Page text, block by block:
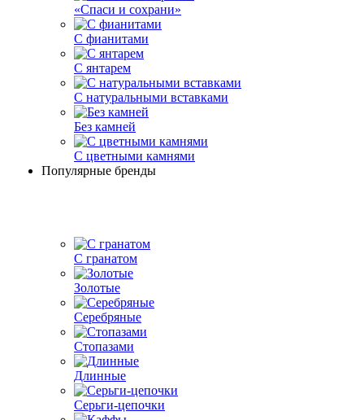
«Спаси и сохрани»
С фианитами
С янтарем
С натуральными вставками
Без камней
С цветными камнями
Популярные бренды
С гранатом
Золотые
Серебряные
Стопазами
Длинные
Серьги-цепочки